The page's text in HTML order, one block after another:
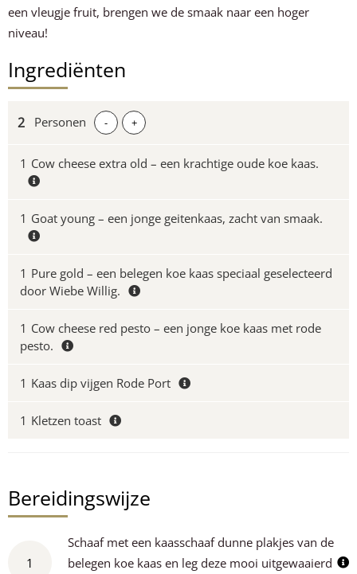
een vleugje fruit, brengen we de smaak naar een hoger
niveau!
Ingrediënten
Personen - +
1 Cow cheese extra old – een krachtige oude koe kaas.
1 Goat young – een jonge geitenkaas, zacht van smaak.
1 Pure gold – een belegen koe kaas speciaal geselecteerd
door Wiebe Willig.
1 Cow cheese red pesto – een jonge koe kaas met rode
pesto.
1 Kaas dip vijgen Rode Port
1 Kletzen toast
Bereidingswijze
1
Schaaf met een kaasschaaf dunne plakjes van de
belegen koe kaas en leg deze mooi uitgewaaierd